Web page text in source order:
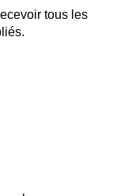
tous les